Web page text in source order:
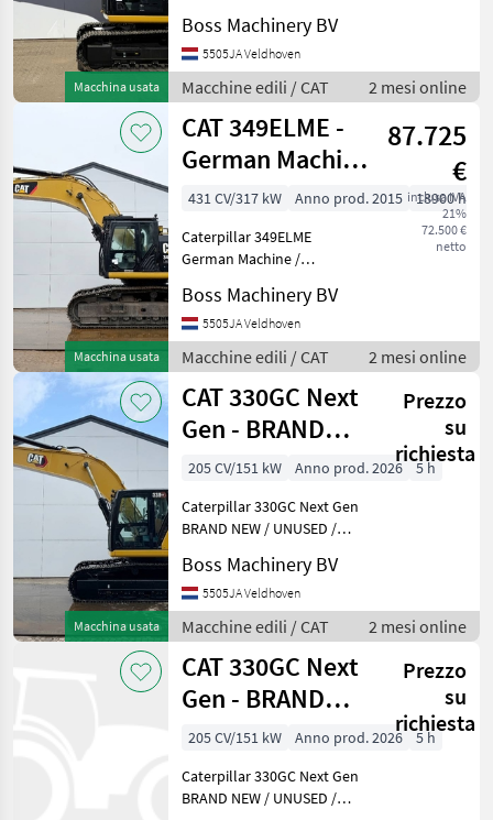
Macchina usata
Reference number:
BM007380 Hours: 3 Type
313GC Next Gen Location
Veldhoven, Netherlands
Avail
Boss Machinery BV
5505JA Veldhoven
Macchine edili / CAT 2 mesi online
Macchina usata
CAT 349ELME -
German Machine
/ Automatic
Greasing
87.725
€
inclusa IVA
21%
72.500 €
netto
431 CV/317 kW Anno prod. 2015
18900 h
Caterpillar 349ELME
German Machine /
2015 Reference number:
BM007249 Hours: 18.900
Type 349ELME Location
Veldhoven, Netherlands
Certificate
Boss Machinery BV
5505JA Veldhoven
Macchine edili / CAT 2 mesi online
Macchina usata
CAT 330GC Next
Gen - BRAND
NEW / UNUSED /
2026 Model
Prezzo
su
richiesta
205 CV/151 kW Anno prod. 2026
5 h
Caterpillar 330GC Next Gen
BRAND NEW / UNUSED /
Reference number:
BM007378 Hours: 5 Type
330GC Next Gen Location
Veldhoven, Netherlands
Other
Boss Machinery BV
5505JA Veldhoven
Macchine edili / CAT 2 mesi online
CAT 330GC Next
Gen - BRAND
NEW / UNUSED /
2026 Model
Prezzo
su
richiesta
205 CV/151 kW Anno prod. 2026
5 h
Caterpillar 330GC Next Gen
BRAND NEW / UNUSED /